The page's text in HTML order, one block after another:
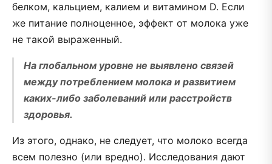
белком, кальцием, калием и витамином D. Если
же питание полноценное, эффект от молока уже
не такой выраженный.
На глобальном уровне не выявлено связей
между потреблением молока и развитием
каких-либо заболеваний или расстройств
здоровья.
Из этого, однако, не следует, что молоко всегда
всем полезно (или вредно). Исследования дают